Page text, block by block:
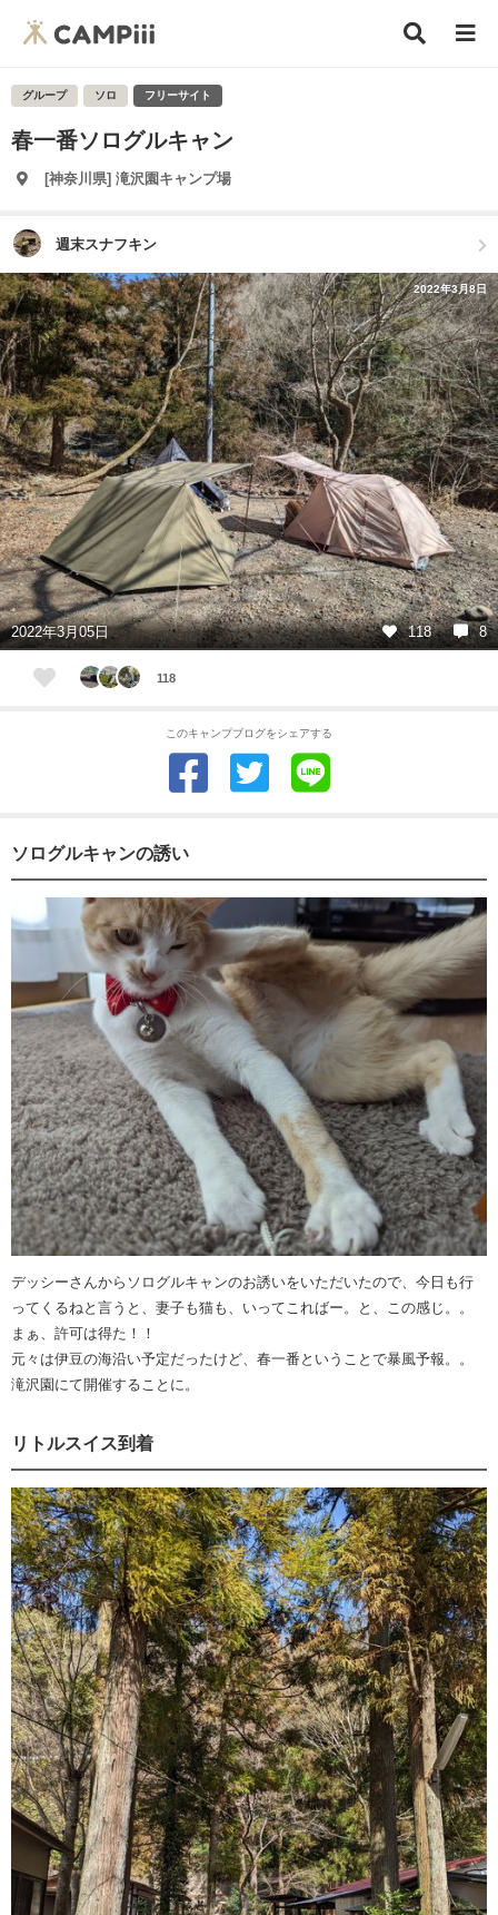
グループ ソロ フリーサイト
春一番ソログルキャン
[神奈川県] 滝沢園キャンプ場
週末スナフキン
2022年3月8日
2022年3月05日 118 8
118
このキャンプブログをシェアする
ソログルキャンの誘い
デッシーさんからソログルキャンのお誘いをいただいたので、今日も行
ってくるねと言うと、妻子も猫も、いってこればー。と、この感じ。。
まぁ、許可は得た！！
元々は伊豆の海沿い予定だったけど、春一番ということで暴風予報。。
滝沢園にて開催することに。
リトルスイス到着